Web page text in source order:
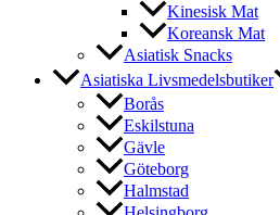
Kinesisk Mat
Koreansk Mat
Asiatisk Snacks
Asiatiska Livsmedelsbutiker
Borås
Eskilstuna
Gävle
Göteborg
Halmstad